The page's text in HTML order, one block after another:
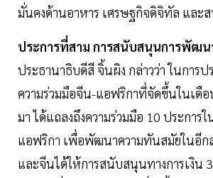
มั่นคงด้านอาหาร เศรษฐกิจดิจิทัล และ
ประการที่สาม การสนับสนุนการพัฒ
ประธานาธิบดีสี จิ้นผิง กล่าวว่า ในการ
ความร่วมมือจีน-แอฟริกาที่จัดขึ้นในเดื
มา ได้แถลงถึงความร่วมมือ 10 ประการ
แอฟริกา เพื่อพัฒนาความทันสมัยในอีก
และจีนได้ให้การสนับสนุนทางการเงิน